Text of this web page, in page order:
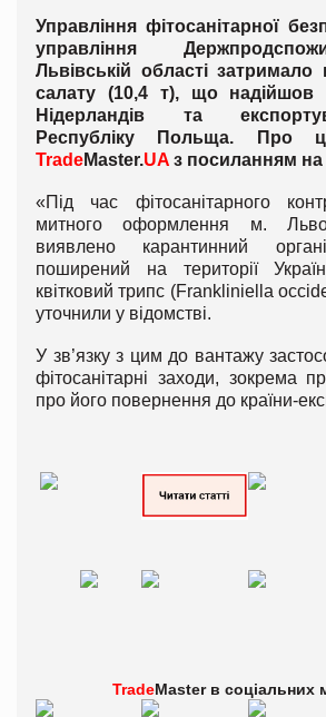
Управління фітосанітарної
управління
Львівській області затримало
салату (10,4 т), що надійшов
Нідерландів та
Республіку Польща. Про
TradeMaster.UA з посиланням на
«Під час фітосанітарного
митного оформлення м.
виявлено карантинний
поширений на території
квітковий трипс (Frankliniella
уточнили у відомстві.
У зв’язку з цим до вантажу
фітосанітарні заходи, зокрема
про його повернення до країни-
TradeMaster в соціальних